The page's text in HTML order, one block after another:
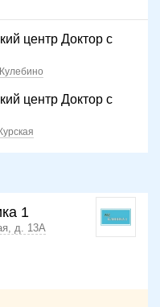
центр Доктор с
центр Доктор с
Курская
1
д. 13А